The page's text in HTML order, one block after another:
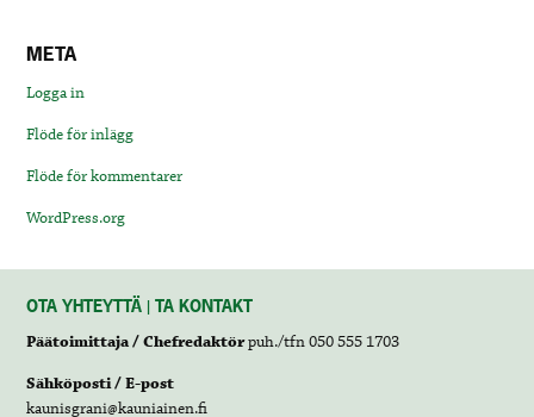
META
Logga in
Flöde för inlägg
Flöde för kommentarer
WordPress.org
OTA YHTEYTTÄ | TA KONTAKT
Päätoimittaja / Chefredaktörpuh./tfn 050 555 1703
Sähköposti / E-post
kaunisgrani@kauniainen.fi